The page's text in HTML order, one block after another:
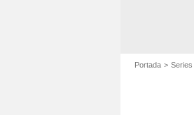
Portada Series